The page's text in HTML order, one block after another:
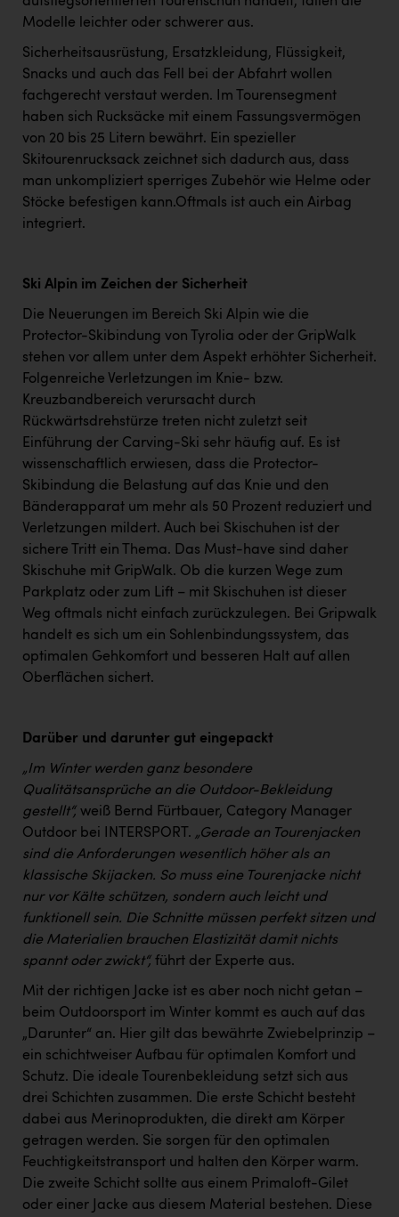
Modelle leichter oder schwerer aus.
Sicherheitsausrüstung, Ersatzkleidung, Flüssigkeit,
Snacks und auch das Fell bei der Abfahrt wollen
fachgerecht verstaut werden. Im Tourensegment
haben sich Rucksäcke mit einem Fassungsvermögen
von 20 bis 25 Litern bewährt. Ein spezieller
Skitourenrucksack zeichnet sich dadurch aus, dass
man unkompliziert sperriges Zubehör wie Helme oder
Stöcke befestigen kann.Oftmals ist auch ein Airbag
integriert.
Ski Alpin im Zeichen der Sicherheit
Die Neuerungen im Bereich Ski Alpin wie die
Protector-Skibindung von Tyrolia oder der GripWalk
stehen vor allem unter dem Aspekt erhöhter Sicherheit.
Folgenreiche Verletzungen im Knie- bzw.
Kreuzbandbereich verursacht durch
Rückwärtsdrehstürze treten nicht zuletzt seit
Einführung der Carving-Ski sehr häufig auf. Es ist
wissenschaftlich erwiesen, dass die Protector-
Skibindung die Belastung auf das Knie und den
Bänderapparat um mehr als 50 Prozent reduziert und
Verletzungen mildert. Auch bei Skischuhen ist der
sichere Tritt ein Thema. Das Must-have sind daher
Skischuhe mit GripWalk. Ob die kurzen Wege zum
Parkplatz oder zum Lift – mit Skischuhen ist dieser
Weg oftmals nicht einfach zurückzulegen. Bei Gripwalk
handelt es sich um ein Sohlenbindungssystem, das
optimalen Gehkomfort und besseren Halt auf allen
Oberflächen sichert.
Darüber und darunter gut eingepackt
„Im Winter werden ganz besondere
Qualitätsansprüche an die Outdoor-Bekleidung
gestellt“, weiß Bernd Fürtbauer, Category Manager
Outdoor bei INTERSPORT. „Gerade an Tourenjacken
sind die Anforderungen wesentlich höher als an
klassische Skijacken. So muss eine Tourenjacke nicht
nur vor Kälte schützen, sondern auch leicht und
funktionell sein. Die Schnitte müssen perfekt sitzen und
die Materialien brauchen Elastizität damit nichts
spannt oder zwickt“, führt der Experte aus.
Mit der richtigen Jacke ist es aber noch nicht getan –
beim Outdoorsport im Winter kommt es auch auf das
„Darunter“ an. Hier gilt das bewährte Zwiebelprinzip –
ein schichtweiser Aufbau für optimalen Komfort und
Schutz. Die ideale Tourenbekleidung setzt sich aus
drei Schichten zusammen. Die erste Schicht besteht
dabei aus Merinoprodukten, die direkt am Körper
getragen werden. Sie sorgen für den optimalen
Feuchtigkeitstransport und halten den Körper warm.
Die zweite Schicht sollte aus einem Primaloft-Gilet
oder einer Jacke aus diesem Material bestehen. Diese